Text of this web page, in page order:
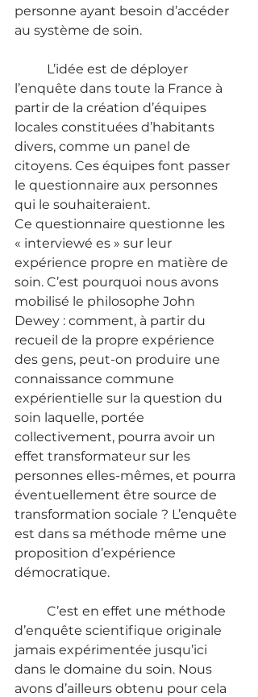
personne ayant besoin d’accéder
au système de soin.
l’enquête dans toute la France à
partir de la création d’équipes
locales constituées d’habitants
divers, comme un panel de
citoyens. Ces équipes font passer
le questionnaire aux personnes
qui le souhaiteraient.
Ce questionnaire questionne les
« interviewé es » sur leur
expérience propre en matière de
soin. C’est pourquoi nous avons
mobilisé le philosophe John
Dewey : comment, à partir du
recueil de la propre expérience
des gens, peut-on produire une
connaissance commune
expérientielle sur la question du
soin laquelle, portée
collectivement, pourra avoir un
effet transformateur sur les
personnes elles-mêmes, et pourra
éventuellement être source de
transformation sociale ? L’enquête
est dans sa méthode même une
proposition d’expérience
démocratique.
d’enquête scientifique originale
jamais expérimentée jusqu’ici
dans le domaine du soin. Nous
avons d’ailleurs obtenu pour cela